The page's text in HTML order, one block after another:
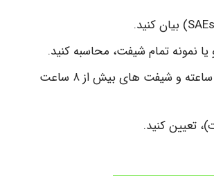
میانگین زمانی مواجهه را در شیفت های کمتر از ۸ ساعت، شیفت های معمولی ۸ ساعته و شیفت های بیش از ۸ ساعت